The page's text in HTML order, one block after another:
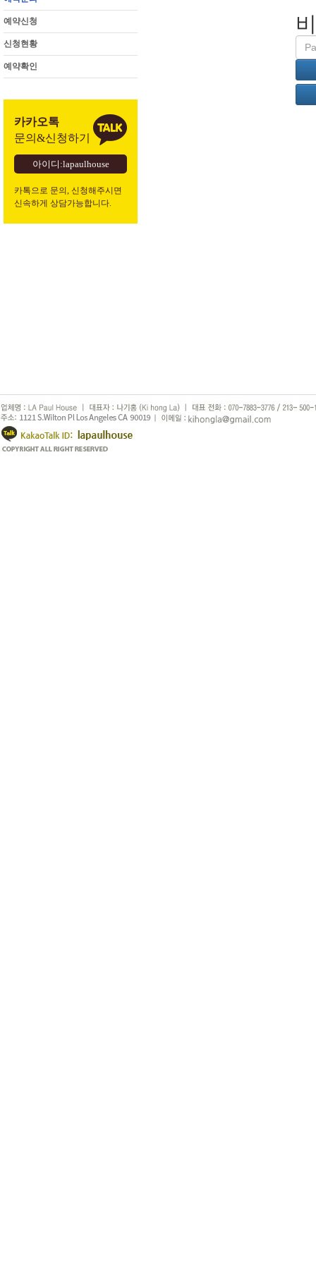
예약신청
신청현황
예약확인
카카오톡
문의&신청하기
아이디:lapaulhouse
카톡으로 문의, 신청해주시면
신속하게 상담가능합니다.